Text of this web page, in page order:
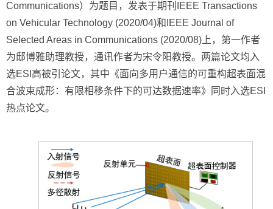
Communications）为题目，发表于期刊IEEE Transactions
on Vehicular Technology (2020/04)和IEEE Journal of
Selected Areas in Communications (2020/08)上，第一作者
为邸博雅助理教授，通讯作者为宋令阳教授。两篇论文均入
选ESI高被引论文，其中《面向多用户通信的可重构超表面混
合波束成形：有限相移条件下的可达数据速率》同时入选ESI
热点论文。